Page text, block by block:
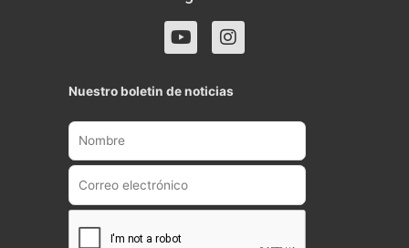
Y
o
t
u
b
I
n
t
a
g
a
Nuestro boletin de noticias